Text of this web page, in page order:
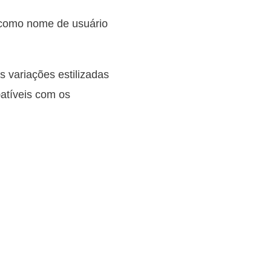
nome de usuário
variações estilizadas
com os